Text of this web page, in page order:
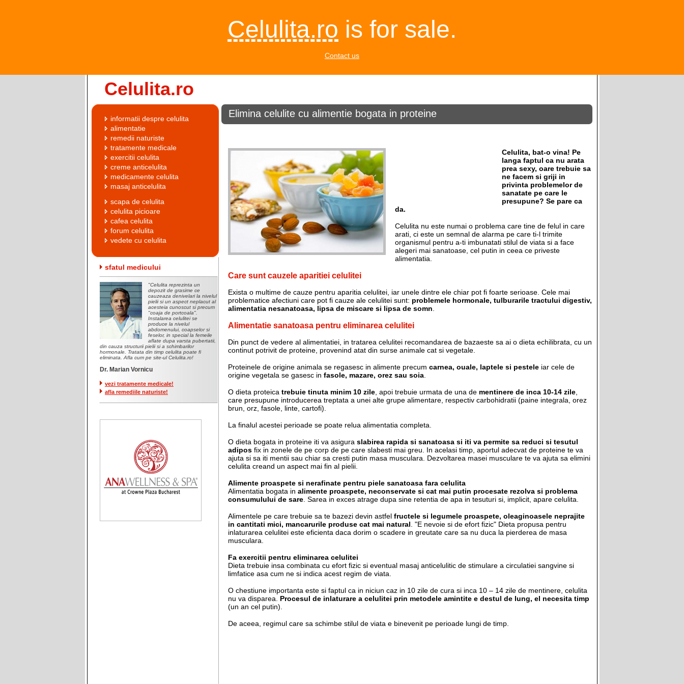
Celulita.ro is for sale.
Contact us
Celulita.ro
Elimina celulite cu alimentie bogata in proteine
Celulita, bat-o vina! Pe
langa faptul ca nu arata
prea sexy, oare trebuie sa
ne facem si griji in
privinta problemelor de
sanatate pe care le
presupune? Se pare ca
da.
Celulita nu este numai o problema care tine de felul in care
arati, ci este un semnal de alarma pe care ti-l trimite
organismul pentru a-ti imbunatati stilul de viata si a face
alegeri mai sanatoase, cel putin in ceea ce priveste
alimentatia.
Care sunt cauzele aparitiei celulitei
Exista o multime de cauze pentru aparitia celulitei, iar unele dintre ele chiar pot fi foarte serioase. Cele mai
problematice afectiuni care pot fi cauze ale celulitei sunt: problemele hormonale, tulburarile tractului digestiv,
alimentatia nesanatoasa, lipsa de miscare si lipsa de somn
Alimentatie sanatoasa pentru eliminarea celulitei
Din punct de vedere al alimentatiei, in tratarea celulitei recomandarea de bazaeste sa ai o dieta echilibrata, cu un
continut potrivit de proteine, provenind atat din surse animale cat si vegetale.
Proteinele de origine animala se regasesc in alimente precum carnea, ouale, laptele si pestele iar cele de
origine vegetala se gasesc in fasole, mazare, orez sau soia
O dieta proteica trebuie tinuta minim 10 zile , apoi trebuie urmata de una de mentinere de inca 10-14 zile
care presupune introducerea treptata a unei alte grupe alimentare, respectiv carbohidratii (paine integrala, orez
brun, orz, fasole, linte, cartofi).
La finalul acestei perioade se poate relua alimentatia completa.
O dieta bogata in proteine iti va asigura slabirea rapida si sanatoasa si iti va permite sa reduci si tesutul
adipos fix in zonele de pe corp de pe care slabesti mai greu. In acelasi timp, aportul adecvat de proteine te va
ajuta si sa iti mentii sau chiar sa cresti putin masa musculara. Dezvoltarea masei musculare te va ajuta sa elimini
celulita creand un aspect mai fin al pielii.
Alimente proaspete si nerafinate pentru piele sanatoasa fara celulita
Alimentatia bogata in alimente proaspete, neconservate si cat mai putin procesate rezolva si problema
consumulului de sare . Sarea in exces atrage dupa sine retentia de apa in tesuturi si, implicit, apare celulita.
Alimentele pe care trebuie sa te bazezi devin astfel fructele si legumele proaspete, oleaginoasele neprajite
in cantitati mici, mancarurile produse cat mai natural . "E nevoie si de efort fizic" Dieta propusa pentru
inlaturarea celulitei este eficienta daca dorim o scadere in greutate care sa nu duca la pierderea de masa
musculara.
Fa exercitii pentru eliminarea celulitei
Dieta trebuie insa combinata cu efort fizic si eventual masaj anticelulitic de stimulare a circulatiei sangvine si
limfatice asa cum ne si indica acest regim de viata.
O chestiune importanta este si faptul ca in niciun caz in 10 zile de cura si inca 10 – 14 zile de mentinere, celulita
nu va disparea. Procesul de inlaturare a celulitei prin metodele amintite e destul de lung, el necesita timp
(un an cel putin).
De aceea, regimul care sa schimbe stilul de viata e binevenit pe perioade lungi de timp.
informatii despre celulita
alimentatie
remedii naturiste
tratamente medicale
exercitii celulita
creme anticelulita
medicamente celulita
masaj anticelulita
scapa de celulita
celulita picioare
cafea celulita
forum celulita
vedete cu celulita
sfatul medicului
"Celulita reprezinta un
depozit de grasime ce
cauzeaza denivelari la nivelul
pielii si un aspect neplacut al
acesteia cunoscut si precum
"coaja de portcoala".
Instalarea celulitei se
produce la nivelul
abdomenului, coapselor si
feselor, in special la femeile
aflate dupa varsta pubertatii,
din cauza structurii pielii si a schimbarilor
hormonale. Tratata din timp celulita poate fi
eliminata. Afla cum pe site-ul Celulita.ro!
Dr. Marian Vornicu
vezi tratamente medicale!
afla remediile naturiste!